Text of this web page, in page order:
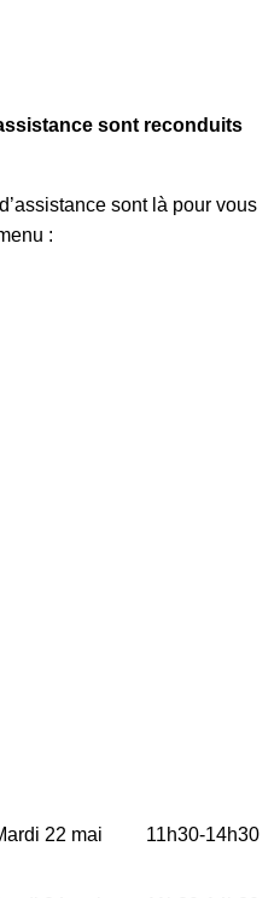
sont reconduits
sont là pour vous
:
22 mai 11h30-14h30